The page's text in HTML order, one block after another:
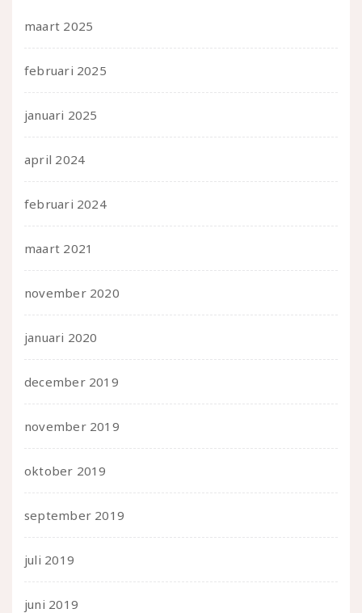
maart 2025
februari 2025
januari 2025
april 2024
februari 2024
maart 2021
november 2020
januari 2020
december 2019
november 2019
oktober 2019
september 2019
juli 2019
juni 2019